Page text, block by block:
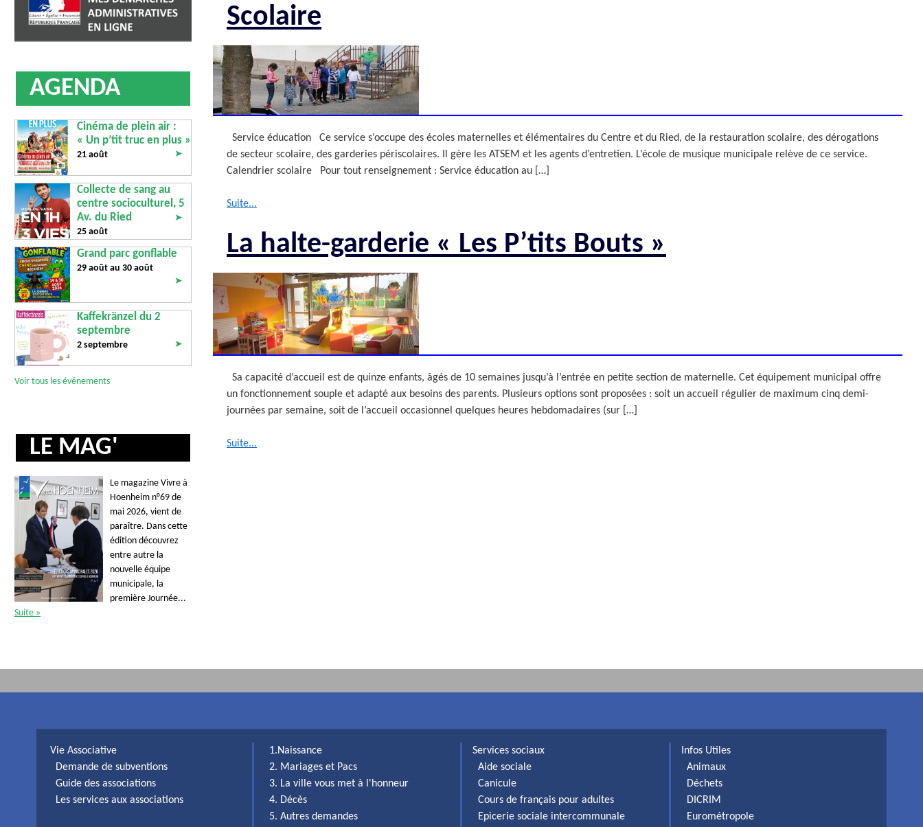
POUR PERSONNES
AGÉES
DÉPENDANTES)
UN COMMERCE
MARCHÉS PUBLICS
HEBDOMADAIRES
MOYENS DE TRANSPORT
PÔLE AUTOMOBILE
LA PÊCHE
LES ÉQUIPEMENTS
SPORTIFS
CENTRE SOCIOCULTUREL
DE HOENHEIM
TARIFS MUNICIPAUX
VIVRE ENSEMBLE
DICRIM
AFFICHAGE LÉGAL
AGENDA
Cinéma de plein air :
« Un p’tit truc en plus »
21 août ➤
Collecte de sang au
centre socioculturel, 5
Av. du Ried
25 août
➤
Grand parc gonflable
29 août au 30 août
➤
Kaffekränzel du 2
septembre
2 septembre ➤
Voir tous les événements
LE MAG'
Le magazine Vivre à
Hoenheim n°69 de
mai 2026, vient de
paraître. Dans cette
édition découvrez
entre autre la
nouvelle équipe
municipale, la
première Journée...
Suite »
Scolaire
Service éducation Ce service s’occupe des écoles maternelles et élémentaires du Centre et du Ried, de la restauration scolaire, des dérogations
de secteur scolaire, des garderies périscolaires. Il gère les ATSEM et les agents d’entretien. L’école de musique municipale relève de ce service.
Calendrier scolaire Pour tout renseignement : Service éducation au […]
Suite...
La halte-garderie « Les P’tits Bouts »
Sa capacité d’accueil est de quinze enfants, âgés de 10 semaines jusqu’à l’entrée en petite section de maternelle. Cet équipement municipal offre
un fonctionnement souple et adapté aux besoins des parents. Plusieurs options sont proposées : soit un accueil régulier de maximum cinq demi-
journées par semaine, soit de l’accueil occasionnel quelques heures hebdomadaires (sur […]
Suite...
Vie Associative
Demande de subventions
Guide des associations
Les services aux associations
1.Naissance
2. Mariages et Pacs
3. La ville vous met à l'honneur
4. Décès
5. Autres demandes
Services sociaux
Aide sociale
Canicule
Cours de français pour adultes
Epicerie sociale intercommunale
Infos Utiles
Animaux
Déchets
DICRIM
Eurométropole